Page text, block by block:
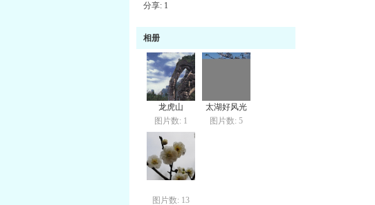
分享: 1
相册
龙虎山
图片数: 1
太湖好风光
图片数: 5
图片数: 13